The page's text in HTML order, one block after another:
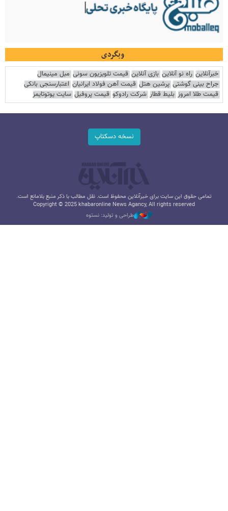
وبگردی
خبرآنلاین راه نو آنلاین بازی آنلاین قیمت تلویزیون سونی مبل مینیمال
جراح بینی گوشتی پرشین هتل قیمت آهن فولاد ایرانیان اعتبارسنجی بانکی
قیمت طلا امروز بلیط قطار شرکت رادوکو قیمت پروفیل سایت یوتوتایمز
نسخه دسکتاپ
تمامی حقوق این سایت برای خبرآنلاین محفوظ است. نقل مطالب با ذکر منبع بلامانع است.
Copyright © 2025 khabaronline News Agancy, All rights reserved
طراحی و تولید: نستوه